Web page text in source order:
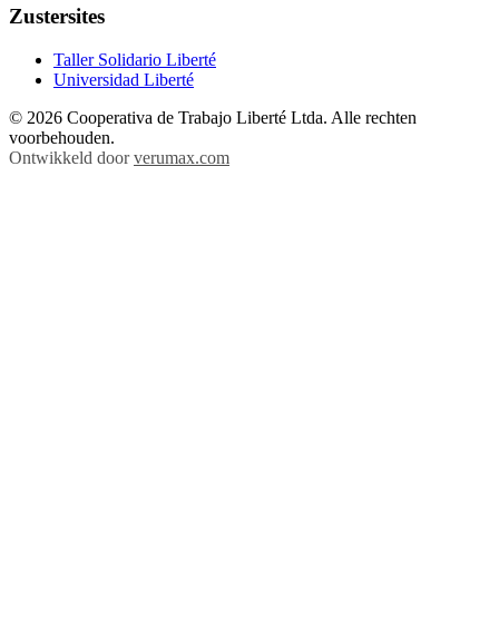
Zustersites
Taller Solidario Liberté
Universidad Liberté
© 2026 Cooperativa de Trabajo Liberté Ltda. Alle rechten
voorbehouden.
Ontwikkeld doorverumax.com